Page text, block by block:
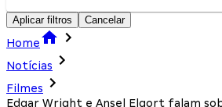
Aplicar filtros Cancelar
Home
Notícias
Filmes
Edgar Wright e Ansel Elgort falam